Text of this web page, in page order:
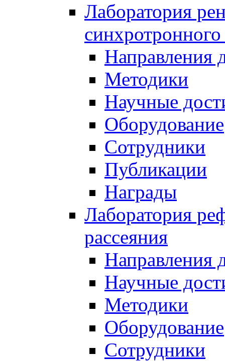
Лаборатория
Направления
Методики
Научные
Оборудование
Сотрудники
Публикации
Награды
Лаборатория
рассеяния
Направления
Научные
Методики
Оборудование
Сотрудники